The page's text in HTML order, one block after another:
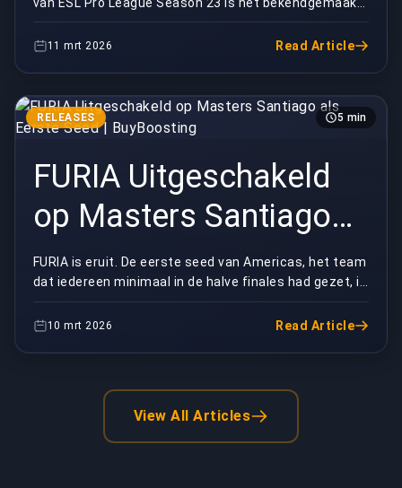
bloedbad |
BuyBoosting
en eerlijk gezegd, dit worden misschien wel de mee...
11 mrt 2026 Read Article
RELEASES 5 min
FURIA Uitgeschakeld
op Masters Santiago
als Eerste Seed |
BuyBoosting
FURIA is eruit. De eerste seed van Americas, het team
dat iedereen minimaal in de halve finales had gezet, is
door BBL Esports naar huis gestuurd in w...
10 mrt 2026 Read Article
View All Articles